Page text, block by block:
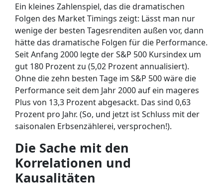
Ein kleines Zahlenspiel, das die dramatischen
Folgen des Market Timings zeigt: Lässt man nur
wenige der besten Tagesrenditen außen vor, dann
hätte das dramatische Folgen für die Performance.
Seit Anfang 2000 legte der S&P 500 Kursindex um
gut 180 Prozent zu (5,02 Prozent annualisiert).
Ohne die zehn besten Tage im S&P 500 wäre die
Performance seit dem Jahr 2000 auf ein mageres
Plus von 13,3 Prozent abgesackt. Das sind 0,63
Prozent pro Jahr. (So, und jetzt ist Schluss mit der
saisonalen Erbsenzählerei, versprochen!).
Die Sache mit den
Korrelationen und
Kausalitäten